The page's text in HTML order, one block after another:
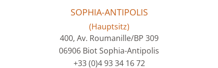
SOPHIA-ANTIPOLIS
(Hauptsitz)
400, Av. Roumanille/BP 309
06906 Biot Sophia-Antipolis
+33 (0)4 93 34 16 72